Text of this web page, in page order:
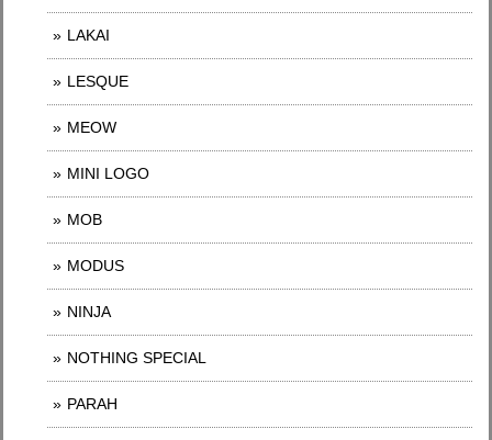
LAKAI
LESQUE
MEOW
MINI LOGO
MOB
MODUS
NINJA
NOTHING SPECIAL
PARAH